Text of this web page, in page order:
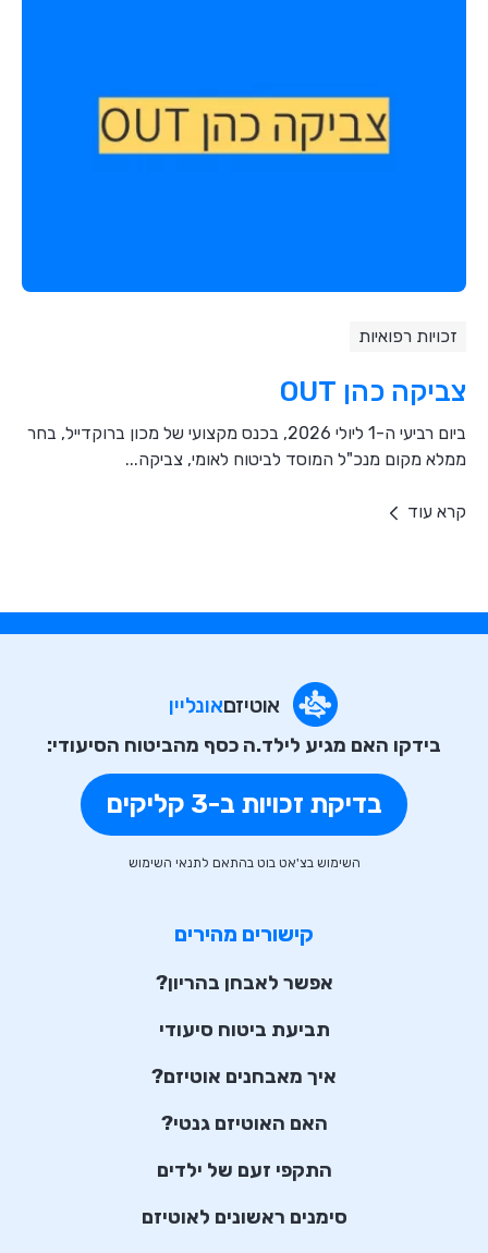
זכויות רפואיות
צביקה כהן OUT
ביום רביעי ה-1 ליולי 2026, בכנס מקצועי של מכון ברוקדייל, בחר
ממלא מקום מנכ"ל המוסד לביטוח לאומי, צביקה...
קרא עוד
אוטיזםאונליין
בידקו האם מגיע לילד.ה כסף מהביטוח הסיעודי:
בדיקת זכויות ב-3 קליקים
השימוש בצ'אט בוט בהתאם לתנאי השימוש
קישורים מהירים
אפשר לאבחן בהריון?
תביעת ביטוח סיעודי
איך מאבחנים אוטיזם?
האם האוטיזם גנטי?
התקפי זעם של ילדים
סימנים ראשונים לאוטיזם